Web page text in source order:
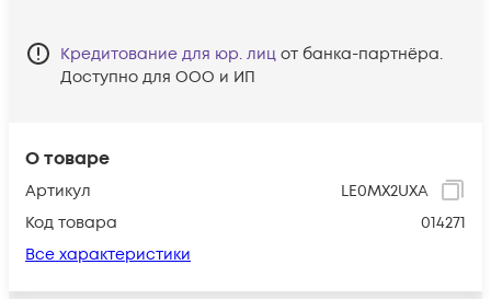
О товаре
Артикул
LE0MX2UXA
Код товара
014271
Все характеристики
Кредитование для юр. лиц от банка-партнёра.
Доступно для ООО и ИП